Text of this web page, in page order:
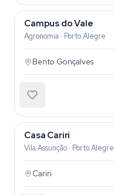
Campus do Vale
Agronomia · Porto Alegre
Bento Gonçalves
Casa Cariri
Vila Assunção · Porto Alegre
Cariri